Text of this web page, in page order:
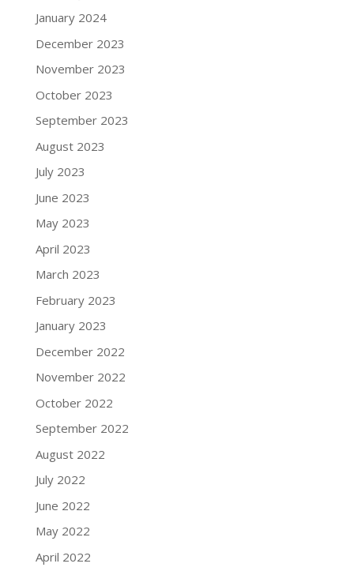
January 2024
December 2023
November 2023
October 2023
September 2023
August 2023
July 2023
June 2023
May 2023
April 2023
March 2023
February 2023
January 2023
December 2022
November 2022
October 2022
September 2022
August 2022
July 2022
June 2022
May 2022
April 2022